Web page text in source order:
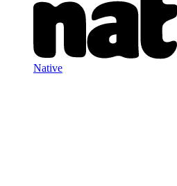
Native